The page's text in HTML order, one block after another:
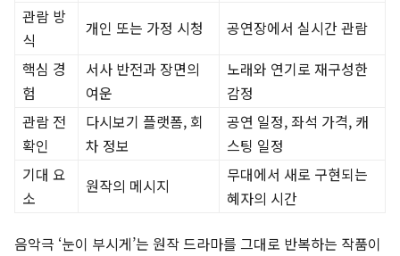
관람 방
식
개인 또는 가정 시청
공연장에서 실시간 관람
핵심 경
험
서사 반전과 장면의
여운
노래와 연기로 재구성한
감정
관람 전
확인
다시보기 플랫폼, 회
차 정보
공연 일정, 좌석 가격, 캐
스팅 일정
기대 요
소
원작의 메시지
무대에서 새로 구현되는
혜자의 시간
음악극 ‘눈이 부시게’는 원작 드라마를 그대로 반복하는 작품이